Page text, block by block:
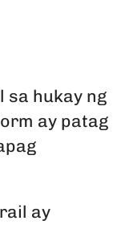
hukay ng
ay patag
ay